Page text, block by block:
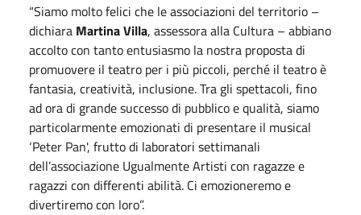
“Siamo molto felici che le associazioni del territorio –
dichiara Martina Villa, assessora alla Cultura – abbiano
accolto con tanto entusiasmo la nostra proposta di
promuovere il teatro per i più piccoli, perché il teatro è
fantasia, creatività, inclusione. Tra gli spettacoli, fino
ad ora di grande successo di pubblico e qualità, siamo
particolarmente emozionati di presentare il musical
‘Peter Pan', frutto di laboratori settimanali
dell’associazione Ugualmente Artisti con ragazze e
ragazzi con differenti abilità. Ci emozioneremo e
divertiremo con loro”.